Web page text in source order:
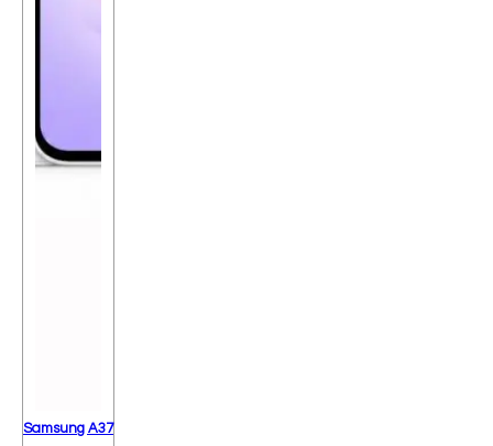
Samsung A37